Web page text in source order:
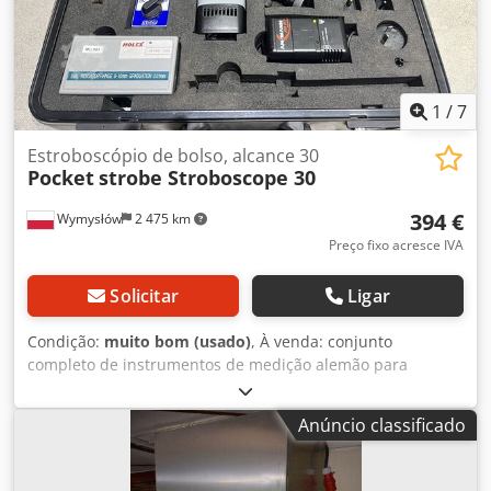
1 /7
Wymysłów 2 475 km
Estroboscópio de bolso, alcance 30
Pocketstrobe Stroboscope 30
394 €
Preço fixo acresce IVA
Solicitar Ligar
Condição: muito bom (usado), À venda: conjunto
completo de instrumentos de medição alemão para
diagnóstico e ajuste de máquinas, ideal para aplicações de
serviço, produção e controle de qualidade. O conjunto
inclui: • Luz estroboscópica ROTUX Pocket Strobe™ • Faixa
de operação: 30 – 12.500 FPM (flashes/minuto) • Display
integrado e botão de ajuste • Alimentação por bateria
Anúncio classificado